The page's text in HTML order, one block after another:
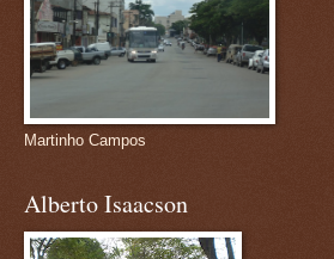
Martinho Campos
Alberto Isaacson